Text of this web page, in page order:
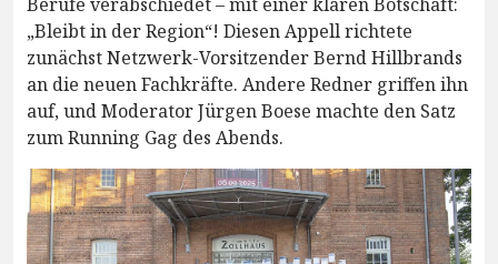
„Bleibt in der Region“! Diesen Appell richtete
zunächst Netzwerk-Vorsitzender Bernd Hillbrands
an die neuen Fachkräfte. Andere Redner griffen ihn
auf, und Moderator Jürgen Boese machte den Satz
zum Running Gag des Abends.